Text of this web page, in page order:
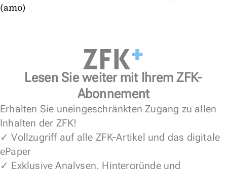
(amo)
Lesen Sie weiter mit Ihrem ZFK-
Abonnement
Erhalten Sie uneingeschränkten Zugang zu allen
Inhalten der ZFK!
✓ Vollzugriff auf alle ZFK-Artikel und das digitale
ePaper
✓ Exklusive Analysen, Hintergründe und